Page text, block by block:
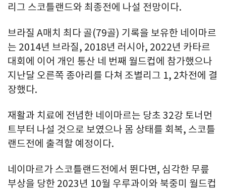
리그 스코틀랜드와 최종전에 나설 전망이다.
브라질 A매치 최다 골(79골) 기록을 보유한 네이마르
는 2014년 브라질, 2018년 러시아, 2022년 카타르
대회에 이어 개인 통산 네 번째 월드컵에 참가했으나
지난달 오른쪽 종아리를 다쳐 조별리그 1, 2차전에 결
장했다.
재활과 치료에 전념한 네이마르는 당초 32강 토너먼
트부터 나설 것으로 보였으나 몸 상태를 회복, 스코틀
랜드전에 출격할 예정이다.
네이마르가 스코틀랜드전에서 뛴다면, 심각한 무릎
부상을 당한 2023년 10월 우루과이와 북중미 월드컵